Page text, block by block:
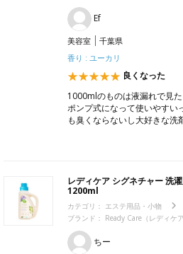
Ef
美容室
千葉県
香り : ユーカリ
良くなった
1000mlのものは液漏れで見
ポンプ式になって使いやすい
も臭くならないし大好きな洗
レディケア シグネチャー 洗
1200ml
カテゴリ： エステ用品・小物
ブランド： Ready Care（レディケア
ちー